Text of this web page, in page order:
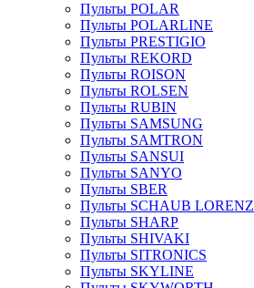
Пульты POLAR
Пульты POLARLINE
Пульты PRESTIGIO
Пульты REKORD
Пульты ROISON
Пульты ROLSEN
Пульты RUBIN
Пульты SAMSUNG
Пульты SAMTRON
Пульты SANSUI
Пульты SANYO
Пульты SBER
Пульты SCHAUB LORENZ
Пульты SHARP
Пульты SHIVAKI
Пульты SITRONICS
Пульты SKYLINE